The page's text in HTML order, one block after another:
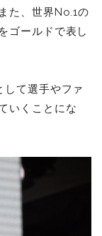
た、世界No.1の
ゴールドで表し
して選手やファ
いくことにな